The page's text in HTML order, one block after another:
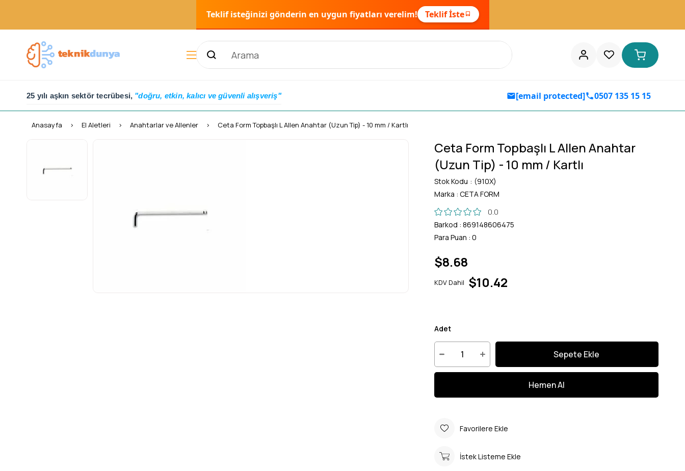
Teklif isteğinizi gönderin en uygun fiyatları verelim! Teklif İste
25 yılı aşkın sektör tecrübesi, "doğru, etkin, kalıcı ve güvenli alışveriş" [email protected] 0507 135 15 15
Anasayfa El Aletleri Anahtarlar ve Allenler Ceta Form Topbaşlı L Allen Anahtar (Uzun Tip) - 10 mm / Kartlı
Ceta Form Topbaşlı L Allen Anahtar
(Uzun Tip) - 10 mm / Kartlı
Stok Kodu
(910X)
Marka : CETA FORM
0.0
Barkod : 869148606475
Para Puan : 0
$8.68
KDV Dahil $10.42
Adet
Favorilere Ekle
İstek Listeme Ekle